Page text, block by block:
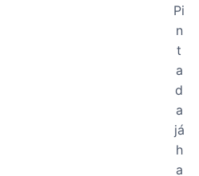
Pi
n
t
a
d
a
já
h
a